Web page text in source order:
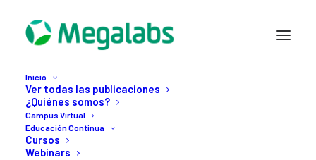
Inicio
Ver todas las publicaciones
¿Quiénes somos?
Campus Virtual
Educación Continua
Cursos
Webinars